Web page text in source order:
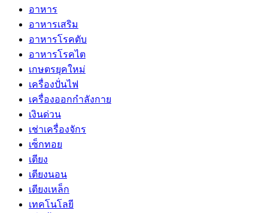
อาหาร
อาหารเสริม
อาหารโรคตับ
อาหารโรคไต
เกษตรยุคใหม่
เครื่องปั่นไฟ
เครื่องออกกำลังกาย
เงินด่วน
เช่าเครื่องจักร
เซ็กทอย
เตียง
เตียงนอน
เตียงเหล็ก
เทคโนโลยี